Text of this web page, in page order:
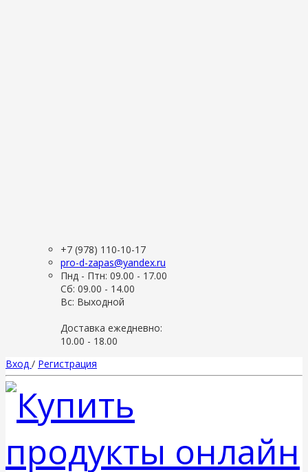
+7 (978) 110-10-17
pro-d-zapas@yandex.ru
Пнд - Птн: 09.00 - 17.00
Сб: 09.00 - 14.00
Вс: Выходной
Доставка ежедневно:
10.00 - 18.00
Вход / Регистрация